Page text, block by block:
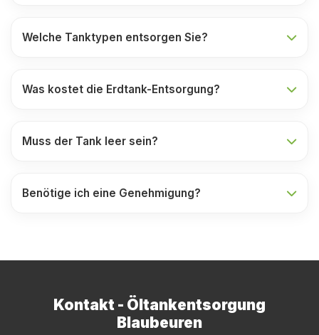
Welche Tanktypen entsorgen Sie?
Was kostet die Erdtank-Entsorgung?
Muss der Tank leer sein?
Benötige ich eine Genehmigung?
Kontakt - Öltankentsorgung
Blaubeuren